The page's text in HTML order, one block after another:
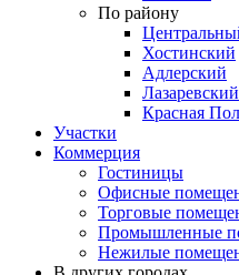
По району
Хостинский
Адлерский
Лазаревский
Красная
Участки
Коммерция
Гостиницы
Офисные
Торговые
Промышленные
Нежилые